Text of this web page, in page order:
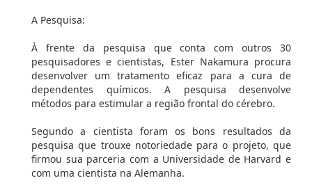
A Pesquisa:
À frente da pesquisa que conta com outros 30
pesquisadores e cientistas, Ester Nakamura procura
desenvolver um tratamento eficaz para a cura de
dependentes químicos. A pesquisa desenvolve
métodos para estimular a região frontal do cérebro.
Segundo a cientista foram os bons resultados da
pesquisa que trouxe notoriedade para o projeto, que
firmou sua parceria com a Universidade de Harvard e
com uma cientista na Alemanha.